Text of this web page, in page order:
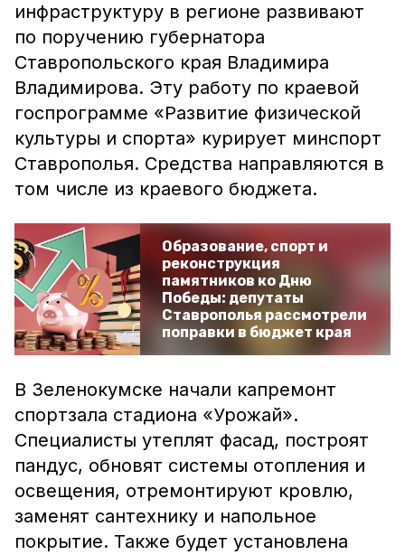
инфраструктуру в регионе развивают
по поручению губернатора
Ставропольского края Владимира
Владимирова. Эту работу по краевой
госпрограмме «Развитие физической
культуры и спорта» курирует минспорт
Ставрополья. Средства направляются в
том числе из краевого бюджета.
Образование, спорт и
реконструкция
памятников ко Дню
Победы: депутаты
Ставрополья рассмотрели
поправки в бюджет края
В Зеленокумске начали капремонт
спортзала стадиона «Урожай».
Специалисты утеплят фасад, построят
пандус, обновят системы отопления и
освещения, отремонтируют кровлю,
заменят сантехнику и напольное
покрытие. Также будет установлена